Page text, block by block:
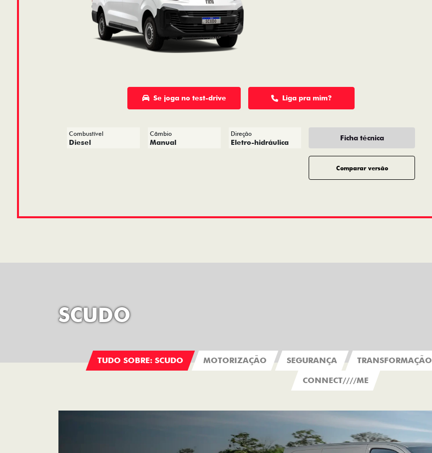
Se joga no test-drive Liga pra mim?
Combustível
Diesel
Câmbio
Manual
Direção
Eletro-hidráulica
Ficha técnica
Comparar versão
SCUDO
TUDO SOBRE: SCUDO MOTORIZAÇÃO SEGURANÇA TRANSFORMAÇÃO
CONNECT////ME